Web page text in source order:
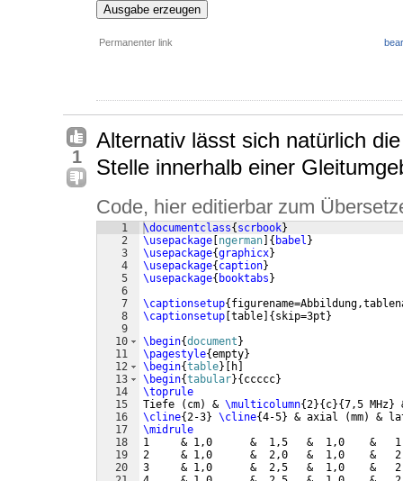
Ausgabe erzeugen
Permanenter link
1
Alternativ lässt sich natürlich
Stelle innerhalb einer
Code, hier editierbar zum
1
2
3
4
5
6
7
8
9
10
11
12
13
14
15
16
17
18
19
20
\documentclass{ scrbook}
\usepackage ngerman { babel }
\usepackage{graphicx}
\usepackage{ caption}
\usepackage{ booktabs }
\captionsetup{
\captionsetup table { skip=3pt }
\begin{document }
\pagestyle{empty}
\begin{table} h
\begin{tabular}{ ccccc}
\toprule
Tiefe
( cm) & \multicolumn{2}{ c}{7,5 MHz}
\cline{2-3} \cline{4-5} & axial (mm)
&
\midrule
1     & 1,0      &  1,5   &  1,0    &
2     & 1,0      &  2,0   &  1,0    &
3     & 1,0      &  2,5   &  1,0    &